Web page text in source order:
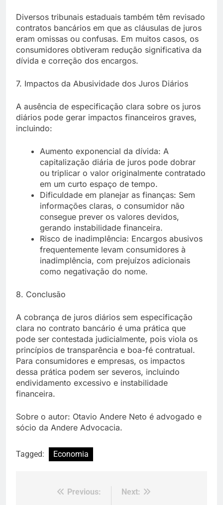
Diversos tribunais estaduais também têm revisado
contratos bancários em que as cláusulas de juros
eram omissas ou confusas. Em muitos casos, os
consumidores obtiveram redução significativa da
dívida e correção dos encargos.
7. Impactos da Abusividade dos Juros Diários
A ausência de especificação clara sobre os juros
diários pode gerar impactos financeiros graves,
incluindo:
Aumento exponencial da dívida: A
capitalização diária de juros pode dobrar
ou triplicar o valor originalmente contratado
em um curto espaço de tempo.
Dificuldade em planejar as finanças: Sem
informações claras, o consumidor não
consegue prever os valores devidos,
gerando instabilidade financeira.
Risco de inadimplência: Encargos abusivos
frequentemente levam consumidores à
inadimplência, com prejuízos adicionais
como negativação do nome.
8. Conclusão
A cobrança de juros diários sem especificação
clara no contrato bancário é uma prática que
pode ser contestada judicialmente, pois viola os
princípios de transparência e boa-fé contratual.
Para consumidores e empresas, os impactos
dessa prática podem ser severos, incluindo
endividamento excessivo e instabilidade
financeira.
Sobre o autor: Otavio Andere Neto é advogado e
sócio da Andere Advocacia.
Tagged: Economia
Navegação
Previous:
Next: